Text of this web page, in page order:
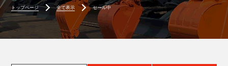
トップページ 全て表示 セール中